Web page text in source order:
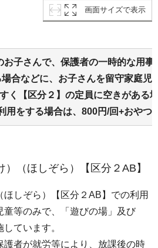
画面サイズで表示
お子さんで、保護者の一時的な⽤
合などに、お子さんを留守家庭児
く【区分２】の定員に空きがある
⽤をする場合は、800円/回+おやつ
（ほしぞら）【区分２AB】
しぞら）【区分２AB】での利⽤
童等のみで、「遊びの場」及び
ています。
護者が就労等により、放課後の時